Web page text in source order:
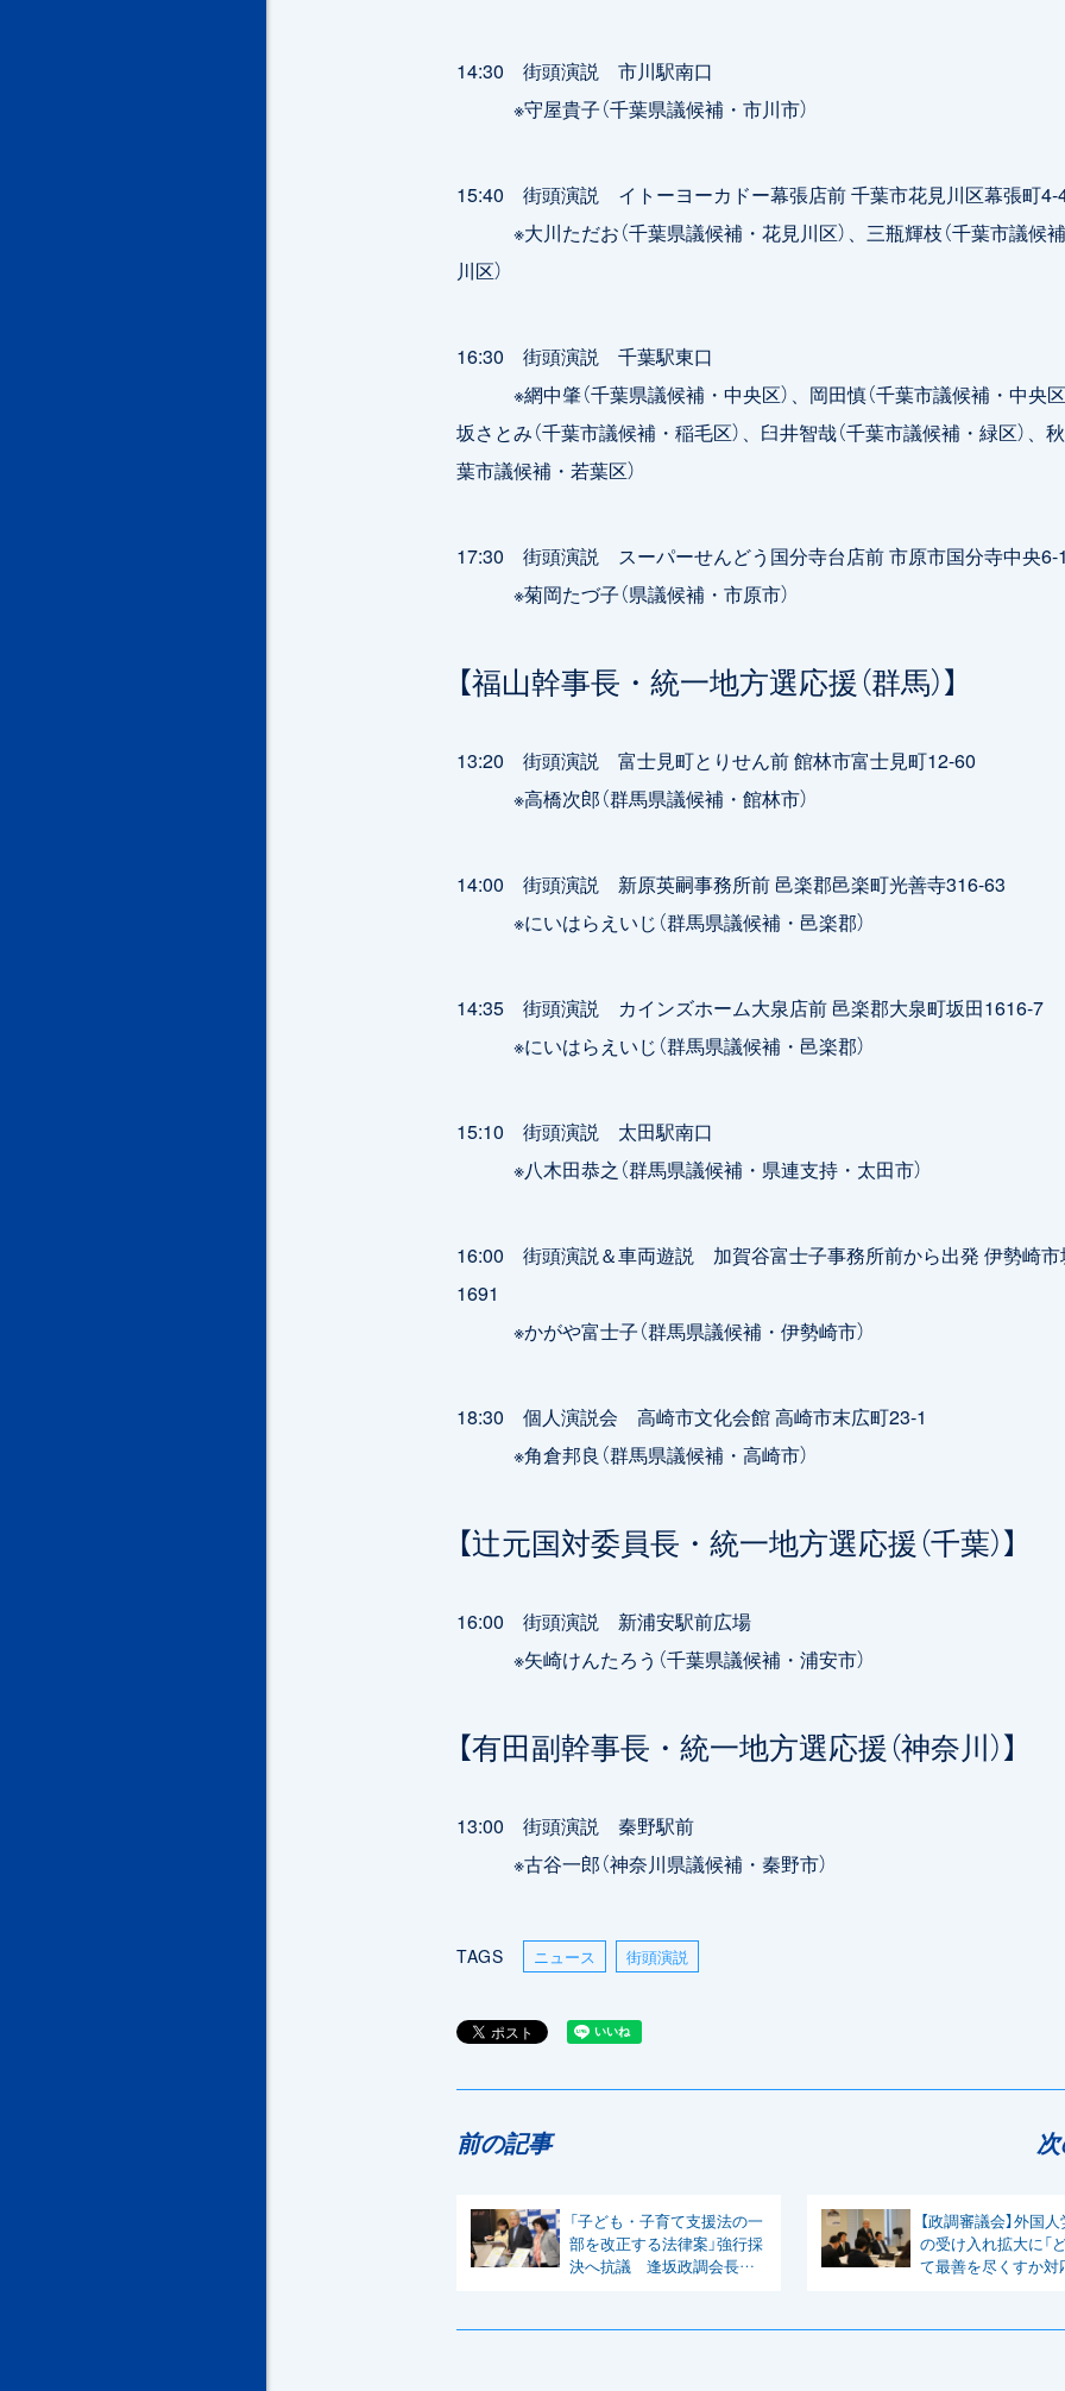
14:30 街頭演説 市川駅南口
※守屋貴子（千葉県議候補・市川市）
15:40 街頭演説 イトーヨーカドー幕張店前 千葉市花見川区幕張町4-
※大川ただお（千葉県議候補・花見川区）、三瓶輝枝（千葉市議候
川区）
16:30 街頭演説 千葉駅東口
※網中肇（千葉県議候補・中央区）、岡田慎（千葉市議候補・中央区
坂さとみ（千葉市議候補・稲毛区）、臼井智哉（千葉市議候補・緑区）、
葉市議候補・若葉区）
17:30 街頭演説 スーパーせんどう国分寺台店前 市原市国分寺中央6-
※菊岡たづ子（県議候補・市原市）
【福山幹事長・統一地方選応援（群馬）】
13:20 街頭演説 富士見町とりせん前 館林市富士見町12-60
※高橋次郎（群馬県議候補・館林市）
14:00 街頭演説 新原英嗣事務所前 邑楽郡邑楽町光善寺316-63
※にいはらえいじ（群馬県議候補・邑楽郡）
14:35 街頭演説 カインズホーム大泉店前 邑楽郡大泉町坂田1616-7
※にいはらえいじ（群馬県議候補・邑楽郡）
15:10 街頭演説 太田駅南口
※八木田恭之（群馬県議候補・県連支持・太田市）
16:00 街頭演説＆車両遊説 加賀谷富士子事務所前から出発 伊勢崎市
1691
※かがや富士子（群馬県議候補・伊勢崎市）
18:30 個人演説会 高崎市文化会館 高崎市末広町23-1
※角倉邦良（群馬県議候補・高崎市）
【辻元国対委員長・統一地方選応援（千葉）】
16:00 街頭演説 新浦安駅前広場
※矢崎けんたろう（千葉県議候補・浦安市）
【有田副幹事長・統一地方選応援（神奈川）】
13:00 街頭演説 秦野駅前
※古谷一郎（神奈川県議候補・秦野市）
TAGS ニュース 街頭演説
前の記事
「子ども・子育て支援法の一
部を改正する法律案」強行採
決へ抗議 逢坂政調会長ら
【政調審議会】外国
の受け入れ拡大に「
て最善を尽くすか対